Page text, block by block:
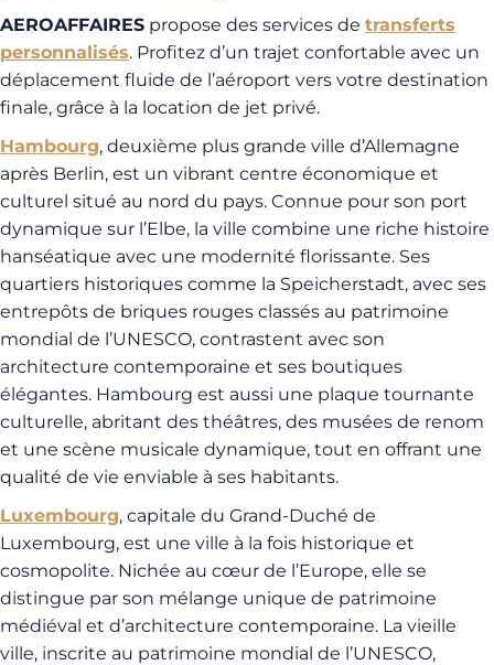
AEROAFFAIRES propose des services de transferts
personnalisés. Profitez d’un trajet confortable avec un
déplacement fluide de l’aéroport vers votre destination
finale, grâce à la location de jet privé.
Hambourg, deuxième plus grande ville d’Allemagne
après Berlin, est un vibrant centre économique et
culturel situé au nord du pays. Connue pour son port
dynamique sur l’Elbe, la ville combine une riche histoire
hanséatique avec une modernité florissante. Ses
quartiers historiques comme la Speicherstadt, avec ses
entrepôts de briques rouges classés au patrimoine
mondial de l’UNESCO, contrastent avec son
architecture contemporaine et ses boutiques
élégantes. Hambourg est aussi une plaque tournante
culturelle, abritant des théâtres, des musées de renom
et une scène musicale dynamique, tout en offrant une
qualité de vie enviable à ses habitants.
Luxembourg, capitale du Grand-Duché de
Luxembourg, est une ville à la fois historique et
cosmopolite. Nichée au cœur de l’Europe, elle se
distingue par son mélange unique de patrimoine
médiéval et d’architecture contemporaine. La vieille
ville, inscrite au patrimoine mondial de l’UNESCO,